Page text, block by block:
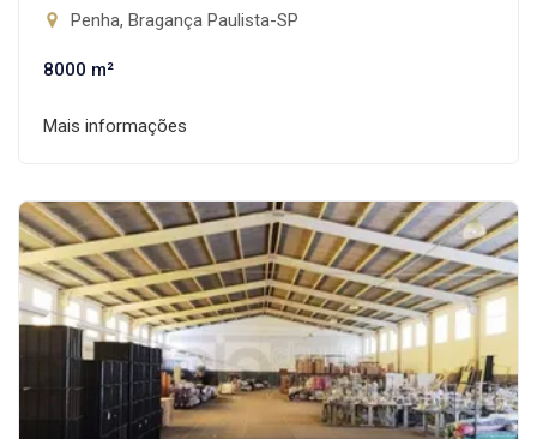
Penha, Bragança Paulista-SP
8000 m²
Mais informações